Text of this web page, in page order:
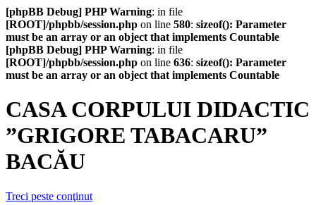
[phpBB Debug] PHP Warning: in file
[ROOT]/phpbb/session.php on line 580: sizeof(): Parameter
must be an array or an object that implements Countable
[phpBB Debug] PHP Warning: in file
[ROOT]/phpbb/session.php on line 636: sizeof(): Parameter
must be an array or an object that implements Countable
CASA CORPULUI DIDACTIC
”GRIGORE TABACARU”
BACĂU
Treci peste conţinut